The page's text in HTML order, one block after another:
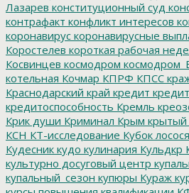
Лазарев конституционный суд
контрафакт конфликт интересов
коронавирус коронавирусные
Коростелев короткая рабочая
Косвинцев космодром
котельная Кочмар КПРФ КПСС
Краснодарский край кредит
кредитоспособность Кремль
Крик души Криминал Крым крытый
КСН КТ-исследование Кубок лосося
Кудесник кудо кулинария Кульдкр
культурно досуговый центр
купальный_сезон купюры Кураж